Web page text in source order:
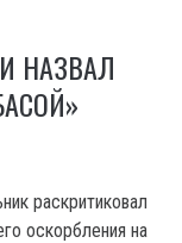
НАЗВАЛ
раскритиковал
оскорбления на